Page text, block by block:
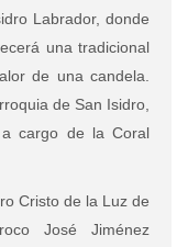
Labrador, donde
una tradicional
de una candela.
de San Isidro,
cargo de la Coral
Cristo de la Luz de
José Jiménez